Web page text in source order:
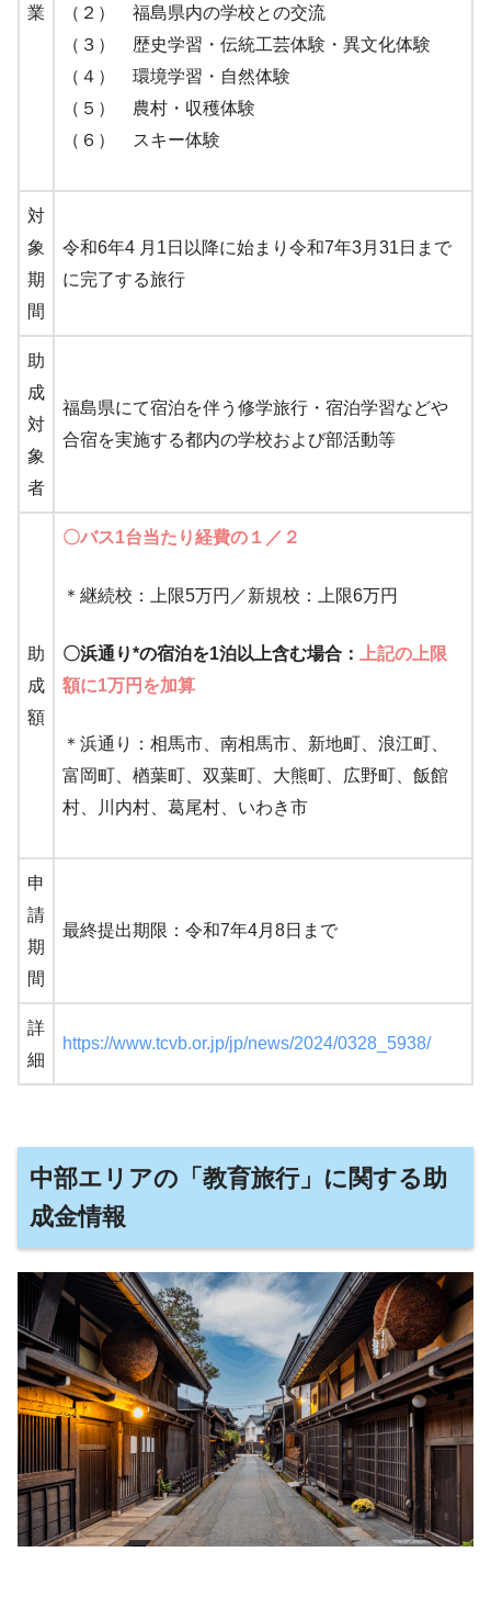
業
（２） 福島県内の学校との交流
（３） 歴史学習・伝統工芸体験・異文化体験
（４） 環境学習・自然体験
（５） 農村・収穫体験
（６） スキー体験
対
象
期
間
令和6年4 月1日以降に始まり令和7年3月31日まで
に完了する旅行
助
成
対
象
者
福島県にて宿泊を伴う修学旅行・宿泊学習などや
合宿を実施する都内の学校および部活動等
助
成
額
〇バス1台当たり経費の１／２
＊継続校：上限5万円／新規校：上限6万円
〇浜通り*の宿泊を1泊以上含む場合：
上記の上限
額に1万円を加算
＊浜通り：相馬市、南相馬市、新地町、浪江町、
富岡町、楢葉町、双葉町、大熊町、広野町、飯館
村、川内村、葛尾村、いわき市
申
請
期
間
最終提出期限：令和7年4月8日まで
詳
細
https://www.tcvb.or.jp/jp/news/2024/0328_5938/
中部エリアの「教育旅行」に関する助
成金情報